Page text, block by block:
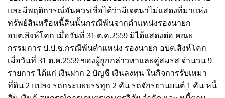
และมีพฤติการณ์อันควรเชื่อได้ว่ามีเจตนาไม่แสดงที่มาแห่ง
ทรัพย์สินหรือหนี้สินนั้นกรณีพ้นจากตําแหน่งรองนายก
อบต.สิงห์โคก เมื่อวันที่ 31 ต.ค.2559 มิได้แสดงต่อ คณะ
กรรมการ ป.ป.ช.กรณีพ้นตำแหน่ง รองนายก อบต.สิงห์โคก
เมื่อวันที่ 31 ต.ค.2559 ของผู้ถูกกล่าวหาและคู่สมรส จำนวน 9
รายการ ได้แก่ เงินฝาก 2 บัญชี เงินลงทุน ในกิจการรับเหมา
ที่ดิน 2 แปลง รถกระบะบรรทุก 2 คัน รถจักรยานยนต์ 1 คัน หนี้